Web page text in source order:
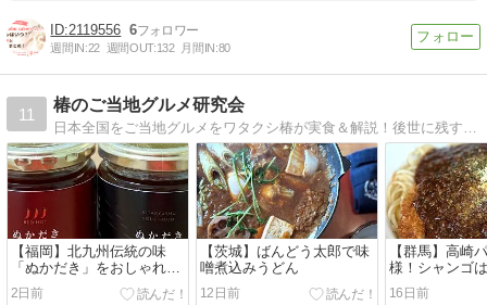
2119556 6
週間IN:22 週間OUT:132 月間IN:80
11
椿のご当地グルメ研究会
【福岡】北九州伝統の味
「ぬかだき」をおしゃれに
アレンジ料理
2日前
【茨城】ばんどう太郎で味
噌煮込みうどん
12日前
【群馬】高崎
様！シャンゴ
デフォルト
16日前